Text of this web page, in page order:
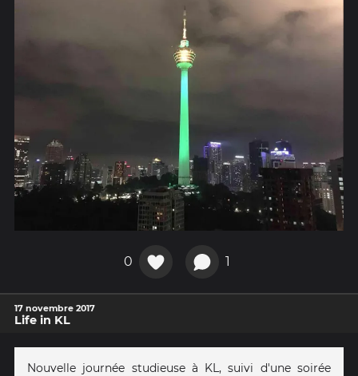
0 1
17 novembre 2017
Life in KL
Nouvelle journée studieuse à KL, suivi d'une soirée